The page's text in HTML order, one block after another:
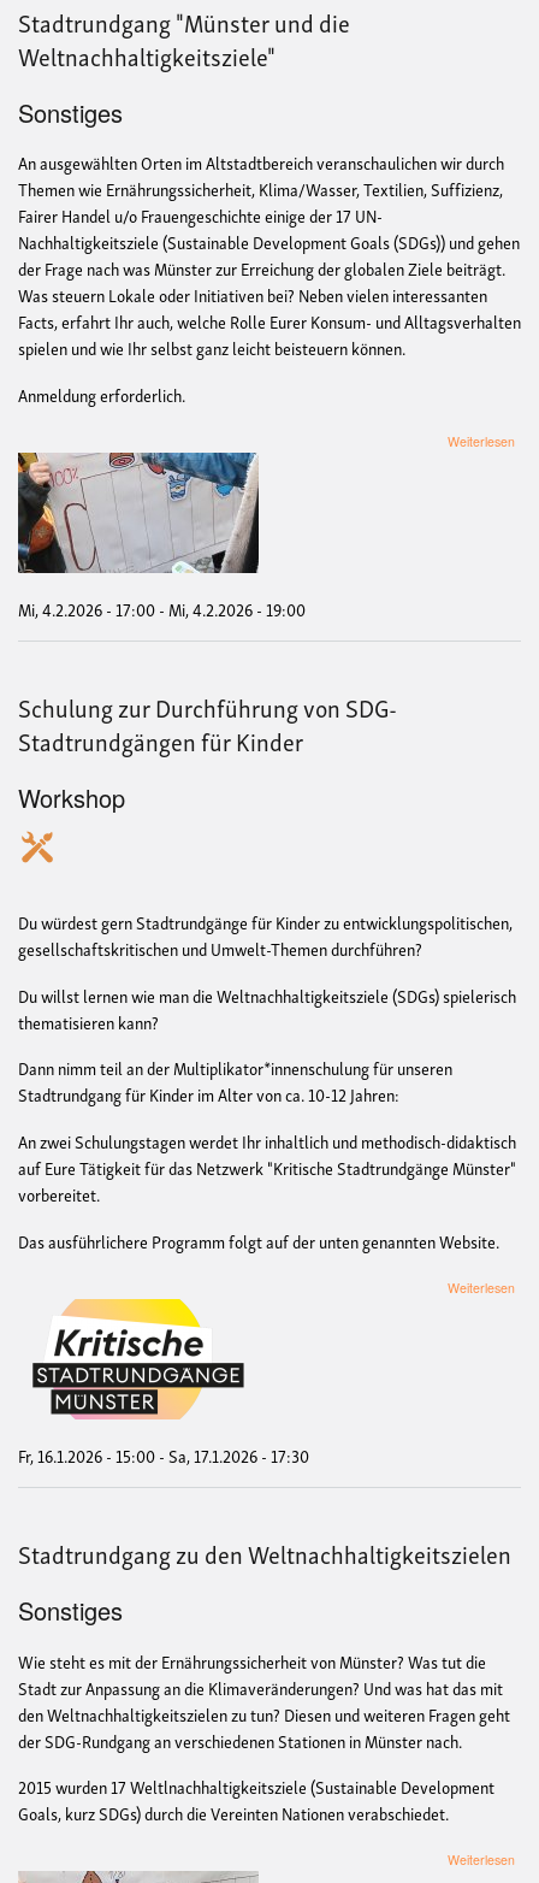
Stadtrundgang "Münster und die
Weltnachhaltigkeitsziele"
Sonstiges
An ausgewählten Orten im Altstadtbereich veranschaulichen wir durch
Themen wie Ernährungssicherheit, Klima/Wasser, Textilien, Suffizienz,
Fairer Handel u/o Frauengeschichte einige der 17 UN-
Nachhaltigkeitsziele (Sustainable Development Goals (SDGs)) und gehen
der Frage nach was Münster zur Erreichung der globalen Ziele beiträgt.
Was steuern Lokale oder Initiativen bei? Neben vielen interessanten
Facts, erfahrt Ihr auch, welche Rolle Eurer Konsum- und Alltagsverhalten
spielen und wie Ihr selbst ganz leicht beisteuern können.
Anmeldung erforderlich.
Weiterlesen
Mi, 4.2.2026 - 17:00-Mi, 4.2.2026 - 19:00
Schulung zur Durchführung von SDG-
Stadtrundgängen für Kinder
Workshop
Du würdest gern Stadtrundgänge für Kinder zu entwicklungspolitischen,
gesellschaftskritischen und Umwelt-Themen durchführen?
Du willst lernen wie man die Weltnachhaltigkeitsziele (SDGs) spielerisch
thematisieren kann?
Dann nimm teil an der Multiplikator*innenschulung für unseren
Stadtrundgang für Kinder im Alter von ca. 10-12 Jahren:
An zwei Schulungstagen werdet Ihr inhaltlich und methodisch-didaktisch
auf Eure Tätigkeit für das Netzwerk "Kritische Stadtrundgänge Münster"
vorbereitet.
Das ausführlichere Programm folgt auf der unten genannten Website.
Weiterlesen
Fr, 16.1.2026 - 15:00-Sa, 17.1.2026 - 17:30
Stadtrundgang zu den Weltnachhaltigkeitszielen
Sonstiges
Wie steht es mit der Ernährungssicherheit von Münster? Was tut die
Stadt zur Anpassung an die Klimaveränderungen? Und was hat das mit
den Weltnachhaltigkeitszielen zu tun? Diesen und weiteren Fragen geht
der SDG-Rundgang an verschiedenen Stationen in Münster nach.
2015 wurden 17 Weltlnachhaltigkeitsziele (Sustainable Development
Goals, kurz SDGs) durch die Vereinten Nationen verabschiedet.
Weiterlesen